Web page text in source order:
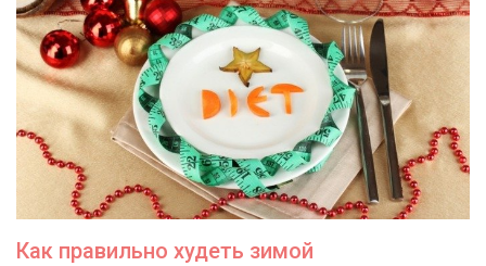
Как правильно худеть зимой